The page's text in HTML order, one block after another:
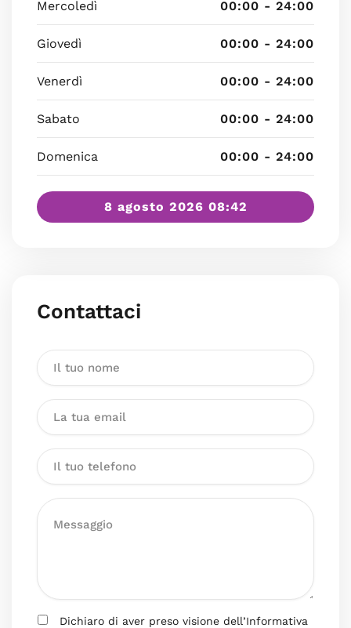
Mercoledì 00:00 - 24:00
Giovedì 00:00 - 24:00
Venerdì 00:00 - 24:00
Sabato 00:00 - 24:00
Domenica 00:00 - 24:00
8 agosto 2026 08:42
Contattaci
Dichiaro di aver preso visione dell’Informativa